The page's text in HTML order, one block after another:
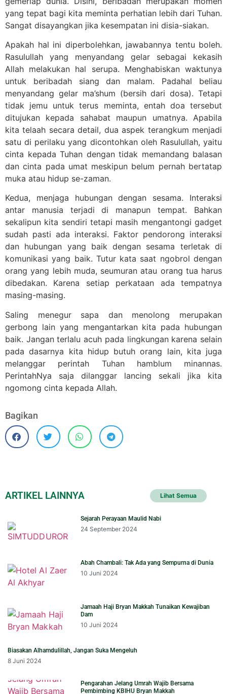
yang tepat bagi kita meminta perhatian lebih dari Tuhan.
Sangat disayangkan jika kesempatan ini disia-siakan.
Apakah hal ini diperbolehkan, jawabannya tentu boleh.
Rasulullah yang menyandang gelar sebagai kekasih
Allah melakukan hal serupa. Menghabiskan waktunya
untuk beribadah siang dan malam. Padahal beliau
menyandang gelar ma’shum (bersih dari dosa). Tetapi
tidak jemu untuk terus meminta, entah doa tersebut
ditujukan kepada sahabat maupun umatnya. Apabila
kita telaah secara detail, dua aspek terangkum menjadi
satu di perilaku yang dicontohkan oleh Rasulullah, yaitu
cinta kepada Tuhan dengan tidak memandang balasan
dan cinta pada umat meskipun belum pernah bertatap
muka atau hidup se-zaman.
Kedua, menjaga hubungan dengan sesama. Interaksi
antar manusia terjadi di manapun tempat. Bahkan
sekalipun kita sendiri tetapi masih mengantongi gadget
sudah pasti ada interaksi. Faktor pendorong interaksi
dan hubungan yang baik dengan sesama terletak di
komunikasi yang baik. Tutur kata saat ngobrol dengan
orang yang lebih muda, seumuran atau orang tua harus
dibedakan. Karena setiap perkataan ada tempatnya
masing-masing.
Saling menegur sapa dan menolong merupakan
gerbong lain yang mengantarkan kita pada hubungan
baik. Jangan terlalu acuh pada lingkungan karena selain
pada dasarnya kita hidup butuh orang lain, kita juga
melanggar perintah Tuhan hamblum minannas.
PerintahNya saja dilanggar lancing sekali jika kita
ngomong cinta kepada Allah.
Bagikan
ARTIKEL LAINNYA Lihat Semua
Sejarah Perayaan Maulid Nabi
24 September 2024
Abah Chambali: Tak Ada yang Sempurna di Dunia
10 Juni 2024
Jamaah Haji Bryan Makkah Tunaikan Kewajiban
Dam
10 Juni 2024
Biasakan Alhamdulillah, Jangan Suka Mengeluh
8 Juni 2024
Pengarahan Jelang Umrah Wajib Bersama
Pembimbing KBIHU Bryan Makkah